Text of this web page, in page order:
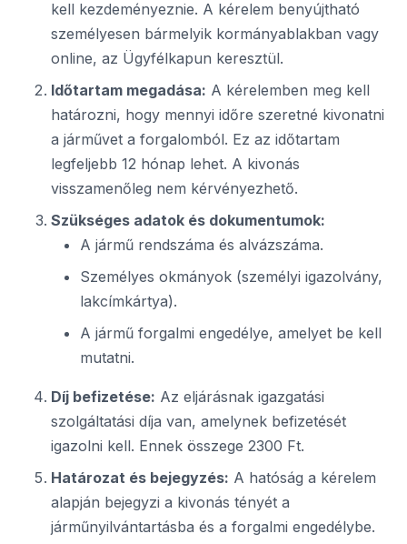
kell kezdeményeznie. A kérelem benyújtható
személyesen bármelyik kormányablakban vagy
online, az Ügyfélkapun keresztül.
Időtartam megadása: A kérelemben meg kell
határozni, hogy mennyi időre szeretné kivonatni
a járművet a forgalomból. Ez az időtartam
legfeljebb 12 hónap lehet. A kivonás
visszamenőleg nem kérvényezhető.
Szükséges adatok és dokumentumok:
A jármű rendszáma és alvázszáma.
Személyes okmányok (személyi igazolvány,
lakcímkártya).
A jármű forgalmi engedélye, amelyet be kell
mutatni.
Díj befizetése: Az eljárásnak igazgatási
szolgáltatási díja van, amelynek befizetését
igazolni kell. Ennek összege 2300 Ft.
Határozat és bejegyzés: A hatóság a kérelem
alapján bejegyzi a kivonás tényét a
járműnyilvántartásba és a forgalmi engedélybe.